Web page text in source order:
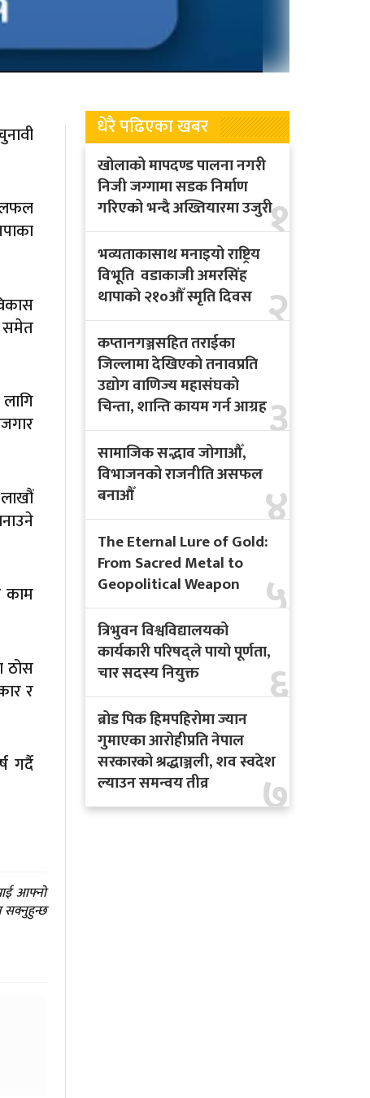
समेत
काम
ठोस
र
गर्दै
आफ्नो
सक्नुहुन्छ
धेरै पढिएका खबर
१
खोलाको मापदण्ड पालना नगरी
निजी जग्गामा सडक निर्माण
गरिएको भन्दै अख्तियारमा उजुरी
२
भव्यताकासाथ मनाइयो राष्ट्रिय
विभूति वडाकाजी अमरसिंह
थापाको २१०औँ स्मृति दिवस
३
कप्तानगञ्जसहित तराईका
जिल्लामा देखिएको तनावप्रति
उद्योग वाणिज्य महासंघको
चिन्ता, शान्ति कायम गर्न आग्रह
४
सामाजिक सद्भाव जोगाऔँ,
विभाजनको राजनीति असफल
बनाऔँ
५
The Eternal Lure of Gold:
From Sacred Metal to
Geopolitical Weapon
६
त्रिभुवन विश्वविद्यालयको
कार्यकारी परिषद्ले पायो पूर्णता,
चार सदस्य नियुक्त
७
ब्रोड पिक हिमपहिरोमा ज्यान
गुमाएका आरोहीप्रति नेपाल
सरकारको श्रद्धाञ्जली, शव स्वदेश
ल्याउन समन्वय तीव्र